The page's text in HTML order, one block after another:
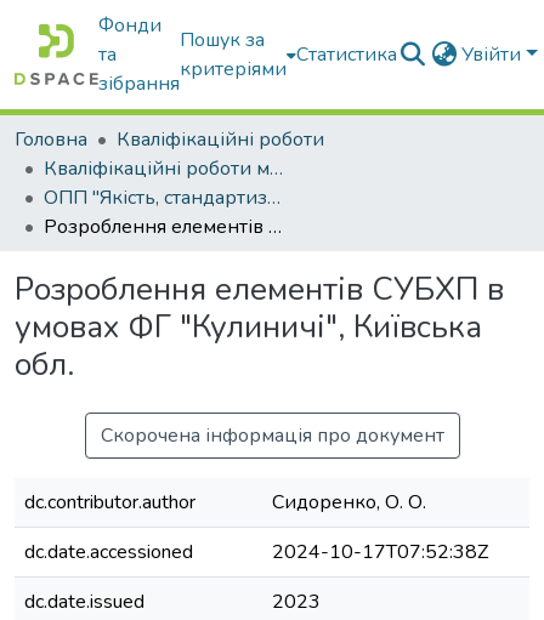
Фонди
та
зібрання
Пошук за
критеріями
Статистика Увійти
Головна
Кваліфікаційні роботи
Кваліфікаційні роботи магістрів
ОПП "Якість, стандартизація та сертифікація"
Розроблення елементів СУБХП в умовах ФГ "Кулиничі", Київська обл.
Розроблення елементів СУБХП в
умовах ФГ "Кулиничі", Київська
обл.
Скорочена інформація про документ
dc.contributor.author
Сидоренко, О. О.
dc.date.accessioned
2024-10-17T07:52:38Z
dc.date.issued
2023